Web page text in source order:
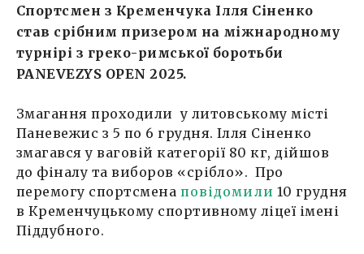
Спортсмен з Кременчука Ілля Сіненко
став срібним призером на міжнародному
турнірі з греко-римської боротьби
PANEVEZYS OPEN 2025.
Змагання проходили у литовському місті
Паневежис з 5 по 6 грудня. Ілля Сіненко
змагався у ваговій категорії 80 кг, дійшов
до фіналу та виборов «срібло». Про
перемогу спортсмена повідомили 10 грудня
в Кременчуцькому спортивному ліцеї імені
Піддубного.